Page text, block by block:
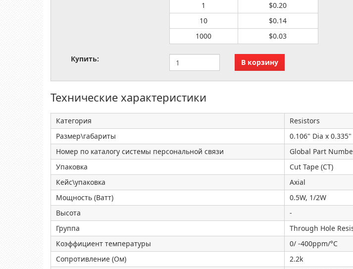
1
$0.20
10
$0.14
1000
$0.03
Купить:
Технические характеристики
Категория
Resistors
Размер\габариты
0.106" Dia x
Номер по каталогу системы персональной связи
Global Part
Упаковка
Cut Tape (CT)
Кейс\упаковка
Axial
Мощность (Ватт)
0.5W, 1/2W
Высота
-
Группа
Through Hole
Коэффициент температуры
0/ -400ppm/°C
Сопротивление (Ом)
2.2k